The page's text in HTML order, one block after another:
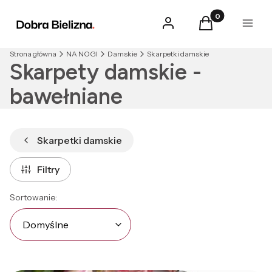
Zaloguj sięProdukty w
Koszyk Menu
Strona główna NA NOGI Damskie Skarpetki damskie
Skarpety damskie -
bawełniane
Skarpetki damskie
Filtry
Lista produktów
Sortowanie:
Domyślne